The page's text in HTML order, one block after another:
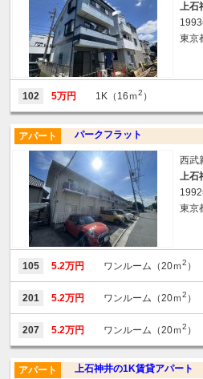
上石
東京
102 5万円 1K（16ｍ2 ）
パークフラット
アパート
西武
上石
東京
105 5.2万円 ワンルーム（20ｍ2 ）
201 5.2万円 ワンルーム（20ｍ2 ）
207 5.2万円 ワンルーム（20ｍ2 ）
上石神井の1K賃貸アパート
アパート